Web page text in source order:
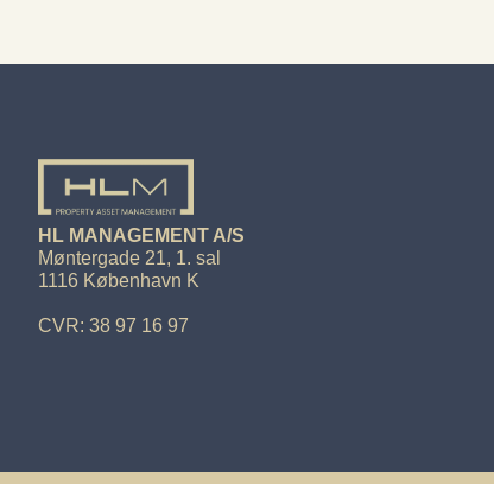
HL MANAGEMENT A/S
Møntergade 21, 1. sal
1116 København K
CVR: 38 97 16 97